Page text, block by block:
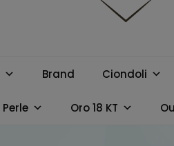
MESSINA
migliori marchi.
Brand Ciondoli
Perle Oro 18 KT